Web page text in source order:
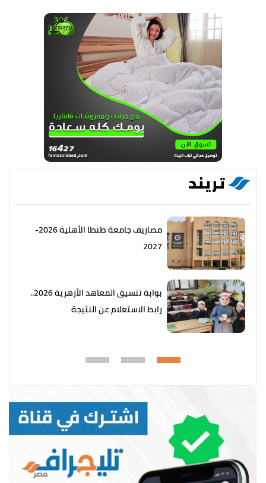
تريند
مصاريف جامعة طنطا الأهلية 2026-
2027
بوابة تنسيق المعاهد الأزهرية 2026..
رابط الاستعلام عن النتيجة